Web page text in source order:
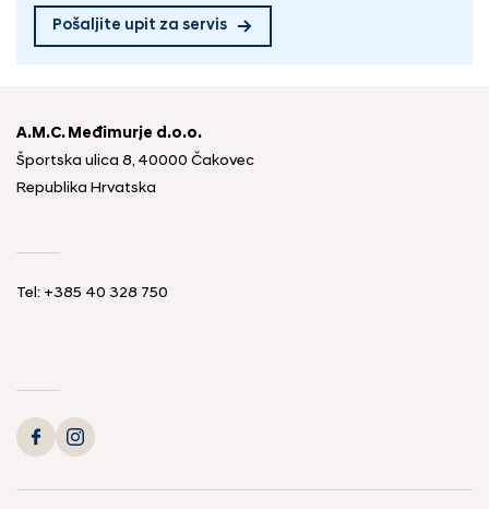
Pošaljite upit za servis
A.M.C. Međimurje d.o.o.
Športska ulica 8, 40000 Čakovec
Republika Hrvatska
Tel: +385 40 328 750